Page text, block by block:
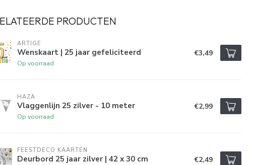
PRODUCTEN
ARTIGE
Wenskaart | 25 jaar gefeliciteerd
Op voorraad
€3,49
HAZA
Vlaggenlijn 25 zilver - 10 meter
Op voorraad
€2,99
FEESTDECO KAARTEN
Deurbord 25 jaar zilver | 42 x 30 cm €2,49